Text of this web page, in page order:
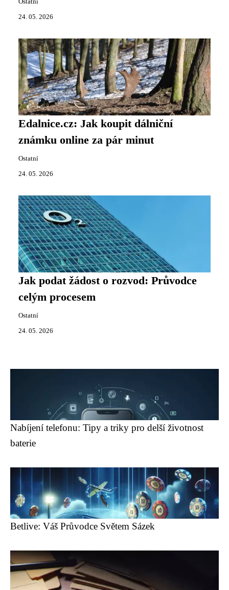
Ostatní
24. 05. 2026
Edalnice.cz: Jak koupit dálniční
známku online za pár minut
Ostatní
24. 05. 2026
Jak podat žádost o rozvod: Průvodce
celým procesem
Ostatní
24. 05. 2026
Nabíjení telefonu: Tipy a triky pro delší životnost
baterie
Betlive: Váš Průvodce Světem Sázek